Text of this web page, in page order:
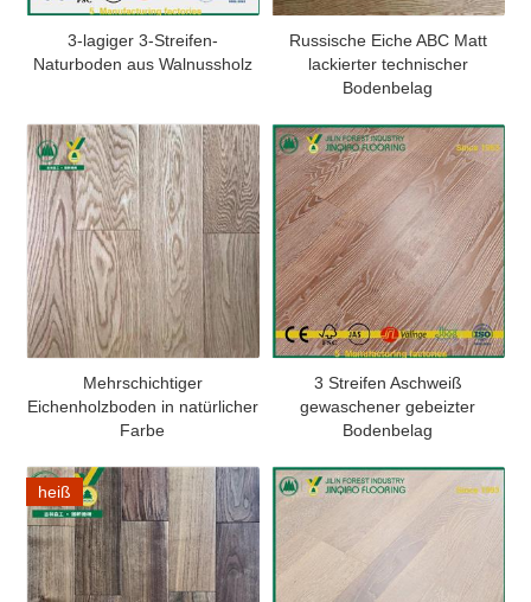
3-lagiger 3-Streifen-
Naturboden aus Walnussholz
Russische Eiche ABC Matt
lackierter technischer
Bodenbelag
Mehrschichtiger
Eichenholzboden in natürlicher
Farbe
3 Streifen Aschweiß
gewaschener gebeizter
Bodenbelag
heiß